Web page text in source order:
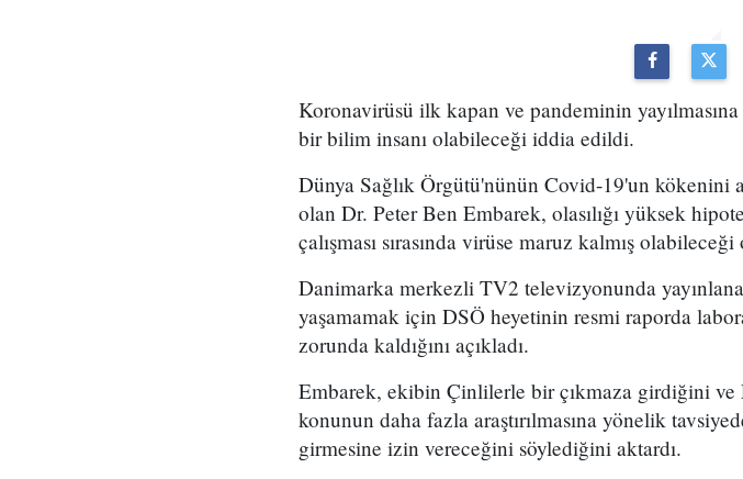
Koronavirüsü ilk kapan ve pandeminin
bir bilim insanı olabileceği iddia edildi.
Dünya Sağlık Örgütü'nünün Covid-19'un kökenini
olan Dr. Peter Ben Embarek, olasılığı yüksek
çalışması sırasında virüse maruz kalmış
Danimarka merkezli TV2 televizyonunda
yaşamamak için DSÖ heyetinin resmi raporda
zorunda kaldığını açıkladı.
Embarek, ekibin Çinlilerle bir çıkmaza girdiğini ve
konunun daha fazla araştırılmasına yönelik
girmesine izin vereceğini söylediğini aktardı.